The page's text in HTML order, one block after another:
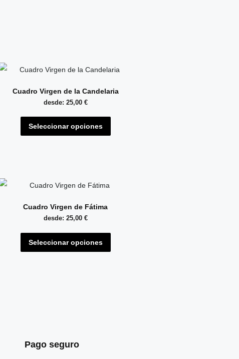
Cuadro Virgen de la Candelaria
desde: 25,00 €
Seleccionar opciones
Cuadro Virgen de Fátima
desde: 25,00 €
Seleccionar opciones
Pago seguro